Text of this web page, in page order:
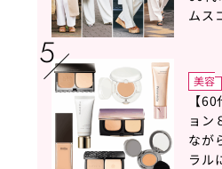
ムス
美容
【
ョン
なが
ラル